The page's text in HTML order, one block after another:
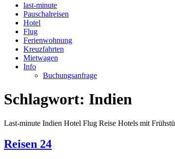
last-minute
Pauschalreisen
Hotel
Flug
Ferienwohnung
Kreuzfahrten
Mietwagen
Info
Buchungsanfrage
Schlagwort: Indien
Last-minute Indien Hotel Flug Reise Hotels mit
Reisen 24